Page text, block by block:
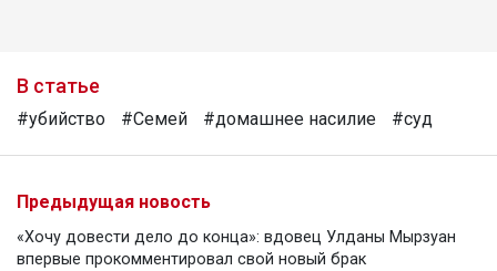
В статье
#убийство #Семей #домашнее насилие #суд
Предыдущая новость
«Хочу довести дело до конца»: вдовец Улданы Мырзуан
впервые прокомментировал свой новый брак